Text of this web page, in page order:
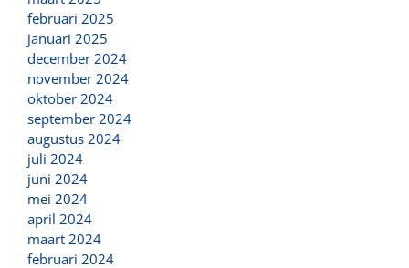
februari 2025
januari 2025
december 2024
november 2024
oktober 2024
september 2024
augustus 2024
juli 2024
juni 2024
mei 2024
april 2024
maart 2024
februari 2024